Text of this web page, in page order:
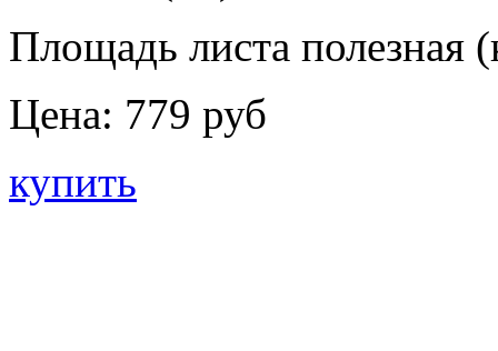
Площадь листа полезная
Цена: 779 руб
купить